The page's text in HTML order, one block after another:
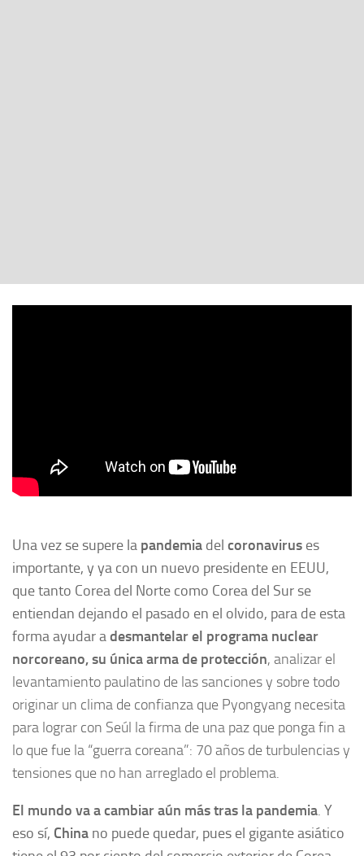
Una vez se supere la pandemia del coronavirus es
importante, y ya con un nuevo presidente en EEUU,
que tanto Corea del Norte como Corea del Sur se
entiendan dejando el pasado en el olvido, para de esta
forma ayudar adesmantelarel programa nuclear
norcoreano, su única arma de protección, analizar el
levantamiento paulatino de las sanciones y sobre todo
originar un clima de confianza que Pyongyang necesita
para lograr con Seúl la firma de una paz que ponga fin a
lo que fue la “guerra coreana”: 70 años de turbulencias y
tensiones que no han arreglado el problema.
El mundo va a cambiar aún más tras la pandemia. Y
eso sí, China no puede quedar, pues el gigante asiático